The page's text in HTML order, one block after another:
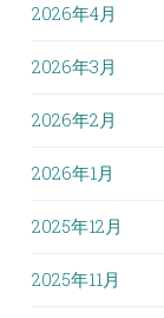
2026年4月
2026年3月
2026年2月
2026年1月
2025年12月
2025年11月